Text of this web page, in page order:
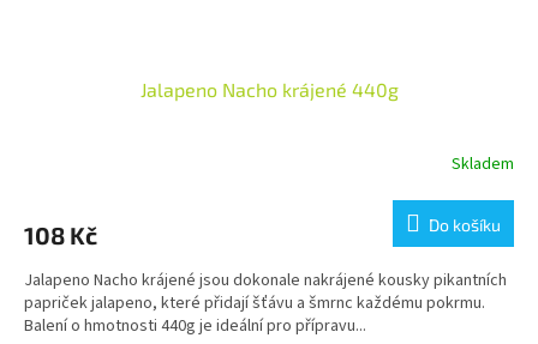
Jalapeno Nacho krájené 440g
Skladem
108 Kč Do košíku
Jalapeno Nacho krájené jsou dokonale nakrájené kousky pikantních
papriček jalapeno, které přidají šťávu a šmrnc každému pokrmu.
Balení o hmotnosti 440g je ideální pro přípravu...